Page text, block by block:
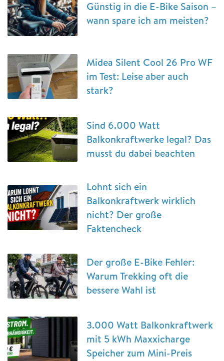
Günstig in die E-Bike Saison –
wann spare ich am meisten?
Midea Silent Cool 26 Pro WF
im Test: Leise aber auch
stark?
Sind 6.000 Watt
Balkonkraftwerke legal? Das
musst du dabei beachten
Lohnt sich ein
Balkonkraftwerk wirklich
nicht? Der große
Faktencheck
Der große E-Bike Fehler:
Warum Trekking oft die
bessere Wahl ist
3.000 Watt Balkonkraftwerk
mit 5 kWh Maxxicharge
Speicher zum Mini-Preis